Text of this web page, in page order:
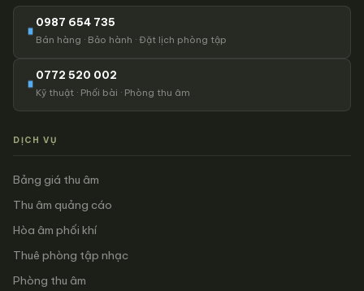
0987 654 735
Bán hàng · Bảo hành · Đặt lịch phòng tập
0772 520 002
Kỹ thuật · Phối bài · Phòng thu âm
DỊCH VỤ
Bảng giá thu âm
Thu âm quảng cáo
Hòa âm phối khí
Thuê phòng tập nhạc
Phòng thu âm